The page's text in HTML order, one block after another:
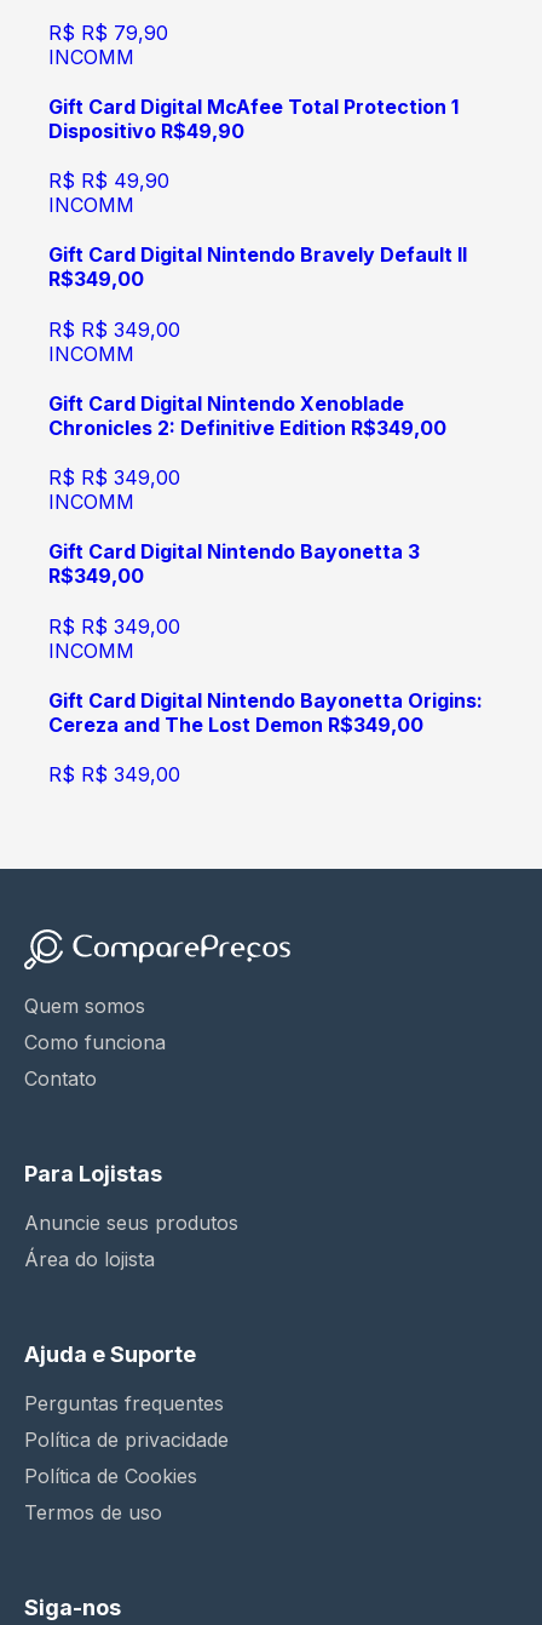
R$ R$ 79,90
INCOMM
Gift Card Digital McAfee Total Protection 1
Dispositivo R$49,90
R$ R$ 49,90
INCOMM
Gift Card Digital Nintendo Bravely Default II
R$349,00
R$ R$ 349,00
INCOMM
Gift Card Digital Nintendo Xenoblade
Chronicles 2: Definitive Edition R$349,00
R$ R$ 349,00
INCOMM
Gift Card Digital Nintendo Bayonetta 3
R$349,00
R$ R$ 349,00
INCOMM
Gift Card Digital Nintendo Bayonetta Origins:
Cereza and The Lost Demon R$349,00
R$ R$ 349,00
Quem somos
Como funciona
Contato
Para Lojistas
Anuncie seus produtos
Área do lojista
Ajuda e Suporte
Perguntas frequentes
Política de privacidade
Política de Cookies
Termos de uso
Siga-nos